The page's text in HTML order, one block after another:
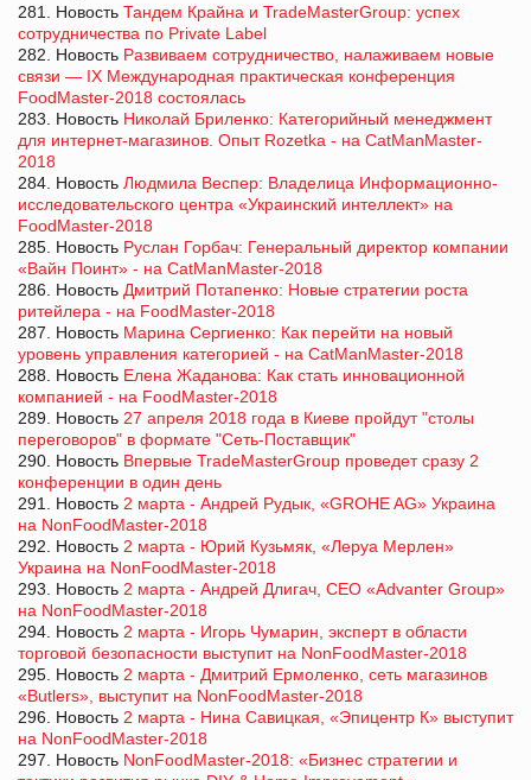
281. Новость Тандем Крайна и TradeMasterGroup: успех
сотрудничества по Private Label
282. Новость Развиваем сотрудничество, налаживаем новые
связи — IX Международная практическая конференция
FoodMaster-2018 состоялась
283. Новость Николай Бриленко: Категорийный менеджмент
для интернет-магазинов. Опыт Rozetka - на CatManMaster-
2018
284. Новость Людмила Веспер: Владелица Информационно-
исследовательского центра «Украинский интеллект» на
FoodMaster-2018
285. Новость Руслан Горбач: Генеральный директор компании
«Вайн Поинт» - на CatManMaster-2018
286. Новость Дмитрий Потапенко: Новые стратегии роста
ритейлера - на FoodMaster-2018
287. Новость Марина Сергиенко: Как перейти на новый
уровень управления категорией - на CatManMaster-2018
288. Новость Елена Жаданова: Как стать инновационной
компанией - на FoodMaster-2018
289. Новость 27 апреля 2018 года в Киеве пройдут "столы
переговоров" в формате "Сеть-Поставщик"
290. Новость Впервые TradeMasterGroup проведет сразу 2
конференции в один день
291. Новость 2 марта - Андрей Рудык, «GROHE AG» Украина
на NonFoodMaster-2018
292. Новость 2 марта - Юрий Кузьмяк, «Леруа Мерлен»
Украина на NonFoodMaster-2018
293. Новость 2 марта - Андрей Длигач, CEO «Advanter Group»
на NonFoodMaster-2018
294. Новость 2 марта - Игорь Чумарин, эксперт в области
торговой безопасности выступит на NonFoodMaster-2018
295. Новость 2 марта - Дмитрий Ермоленко, сеть магазинов
«Butlers», выступит на NonFoodMaster-2018
296. Новость 2 марта - Нина Савицкая, «Эпицентр К» выступит
на NonFoodMaster-2018
297. Новость NonFoodMaster-2018: «Бизнес стратегии и